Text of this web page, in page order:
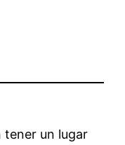
tener un lugar